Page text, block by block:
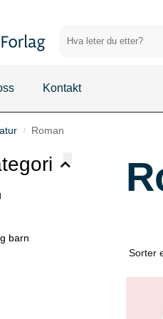
Kontakt
/ Roman
barn